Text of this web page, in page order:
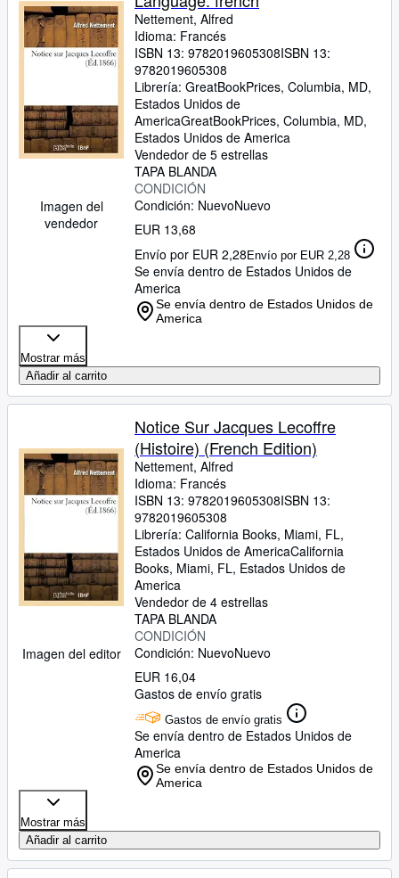
Imagen del
vendedor
Nettement, Alfred
Idioma: Francés
ISBN 13: 9782019605308ISBN 13:
9782019605308
Librería: GreatBookPrices, Columbia, MD,
Estados Unidos de
AmericaGreatBookPrices, Columbia, MD,
Estados Unidos de America
Vendedor de 5 estrellas
TAPA BLANDA
CONDICIÓN
Condición: NuevoNuevo
EUR 13,68
Envío por EUR 2,28Envío por EUR 2,28
Se envía dentro de Estados Unidos de
America
Se envía dentro de Estados Unidos de
America
Mostrar más
Añadir al carrito
Imagen del editor
Notice Sur Jacques Lecoffre
(Histoire) (French Edition)
Nettement, Alfred
Idioma: Francés
ISBN 13: 9782019605308ISBN 13:
9782019605308
Librería: California Books, Miami, FL,
Estados Unidos de AmericaCalifornia
Books, Miami, FL, Estados Unidos de
America
Vendedor de 4 estrellas
TAPA BLANDA
CONDICIÓN
Condición: NuevoNuevo
EUR 16,04
Gastos de envío gratis
Gastos de envío gratis
Se envía dentro de Estados Unidos de
America
Se envía dentro de Estados Unidos de
America
Mostrar más
Añadir al carrito